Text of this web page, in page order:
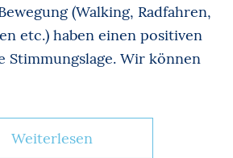
(Walking, Radfahren,
etc.) haben einen positiven
Stimmungslage. Wir können
Weiterlesen